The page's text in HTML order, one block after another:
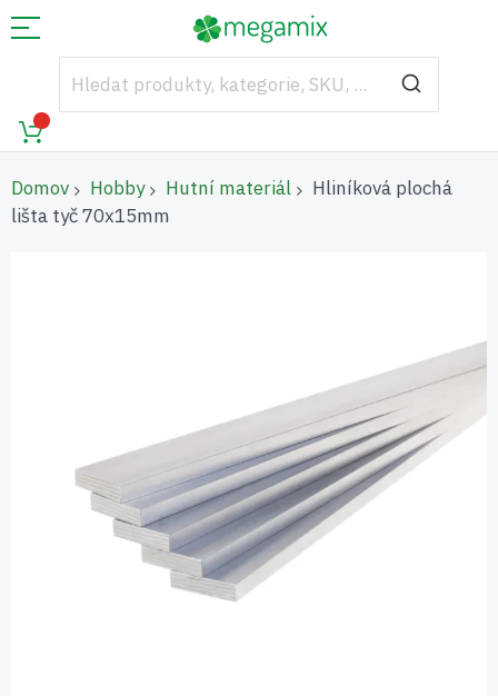
Domov Hobby Hutní materiál
Hliníková plochá
lišta tyč 70x15mm